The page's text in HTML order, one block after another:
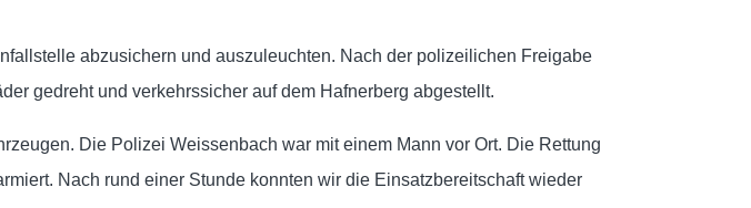
abzusichern und auszuleuchten. Nach der polizeilichen Freigabe
gedreht und verkehrssicher auf dem Hafnerberg abgestellt.
Die Polizei Weissenbach war mit einem Mann vor Ort. Die Rettung
Nach rund einer Stunde konnten wir die Einsatzbereitschaft wieder